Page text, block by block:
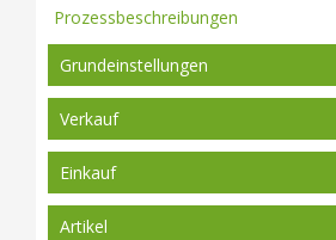
Prozessbeschreibungen
Grundeinstellungen
Verkauf
Einkauf
Artikel